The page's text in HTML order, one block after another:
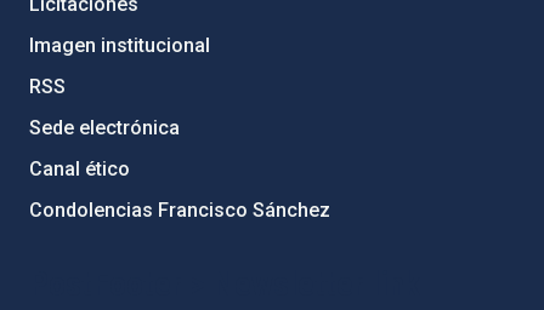
Imagen institucional
RSS
Sede electrónica
Canal ético
Condolencias Francisco Sánchez